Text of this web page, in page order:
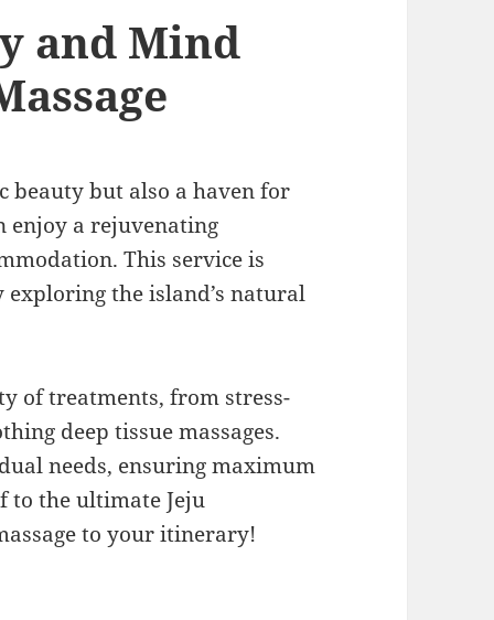
and Mind
beauty but also a haven for
enjoy a rejuvenating
This service is
the island’s natural
of treatments, from stress-
deep tissue massages.
needs, ensuring maximum
to the ultimate Jeju
to your itinerary!